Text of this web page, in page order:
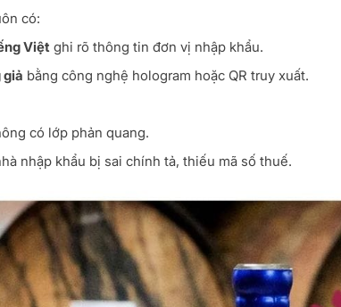
có:
Việt ghi rõ thông tin đơn vị nhập khẩu.
giả bằng công nghệ hologram hoặc QR truy xuất.
có lớp phản quang.
nhập khẩu bị sai chính tả, thiếu mã số thuế.